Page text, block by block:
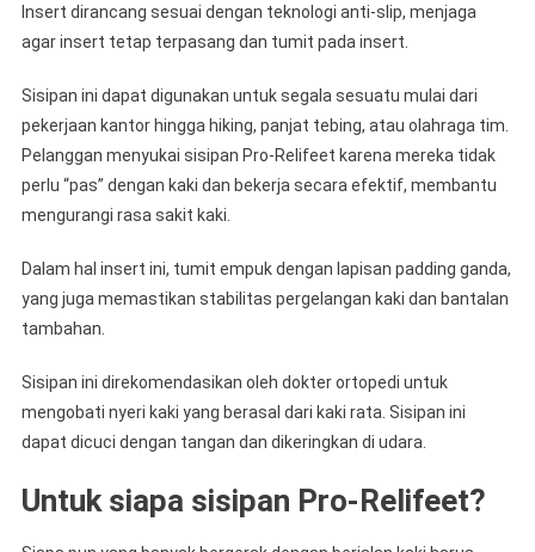
Insert dirancang sesuai dengan teknologi anti-slip, menjaga
agar insert tetap terpasang dan tumit pada insert.
Sisipan ini dapat digunakan untuk segala sesuatu mulai dari
pekerjaan kantor hingga hiking, panjat tebing, atau olahraga tim.
Pelanggan menyukai sisipan Pro-Relifeet karena mereka tidak
perlu “pas” dengan kaki dan bekerja secara efektif, membantu
mengurangi rasa sakit kaki.
Dalam hal insert ini, tumit empuk dengan lapisan padding ganda,
yang juga memastikan stabilitas pergelangan kaki dan bantalan
tambahan.
Sisipan ini direkomendasikan oleh dokter ortopedi untuk
mengobati nyeri kaki yang berasal dari kaki rata. Sisipan ini
dapat dicuci dengan tangan dan dikeringkan di udara.
Untuk siapa sisipan Pro-Relifeet?